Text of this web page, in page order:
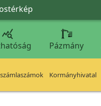

Pázmány
Kormányhivatal